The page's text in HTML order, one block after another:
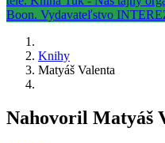
Knihy
Matyáš Valenta
Nahovoril Matyáš